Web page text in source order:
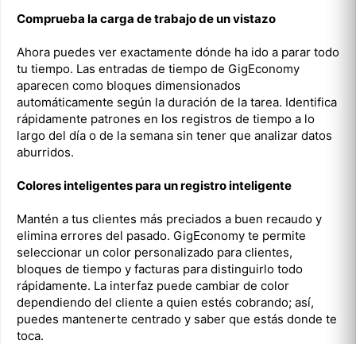
Comprueba la carga de trabajo de un vistazo
Ahora puedes ver exactamente dónde ha ido a parar todo
tu tiempo. Las entradas de tiempo de GigEconomy
aparecen como bloques dimensionados
automáticamente según la duración de la tarea. Identifica
rápidamente patrones en los registros de tiempo a lo
largo del día o de la semana sin tener que analizar datos
aburridos.
Colores inteligentes para un registro inteligente
Mantén a tus clientes más preciados a buen recaudo y
elimina errores del pasado. GigEconomy te permite
seleccionar un color personalizado para clientes,
bloques de tiempo y facturas para distinguirlo todo
rápidamente. La interfaz puede cambiar de color
dependiendo del cliente a quien estés cobrando; así,
puedes mantenerte centrado y saber que estás donde te
toca.